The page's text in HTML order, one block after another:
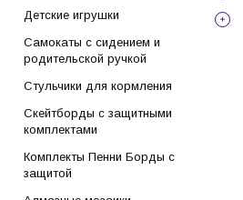
Детские игрушки
Самокаты с сидением и
родительской ручкой
Стульчики для кормления
Скейтборды с защитными
комплектами
Комплекты Пенни Борды с
защитой